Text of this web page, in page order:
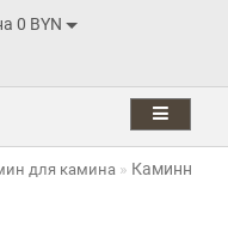
0 BYN
для камина Каминная